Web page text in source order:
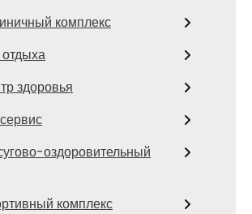
комплекс
здоровья
оздоровительный
комплекс